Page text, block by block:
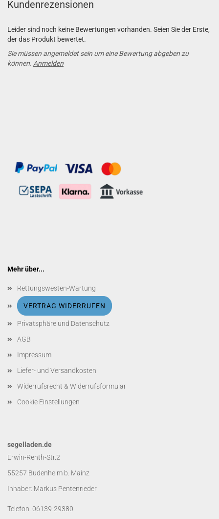
Kundenrezensionen
Leider sind noch keine Bewertungen vorhanden. Seien Sie der Erste,
der das Produkt bewertet.
Sie müssen angemeldet sein um eine Bewertung abgeben zu
können. Anmelden
Mehr über...
Rettungswesten-Wartung
VERTRAG WIDERRUFEN
Privatsphäre und Datenschutz
AGB
Impressum
Liefer- und Versandkosten
Widerrufsrecht & Widerrufsformular
Cookie Einstellungen
segelladen.de
Erwin-Renth-Str.2
55257 Budenheim b. Mainz
Inhaber: Markus Pentenrieder
Telefon: 06139-29380